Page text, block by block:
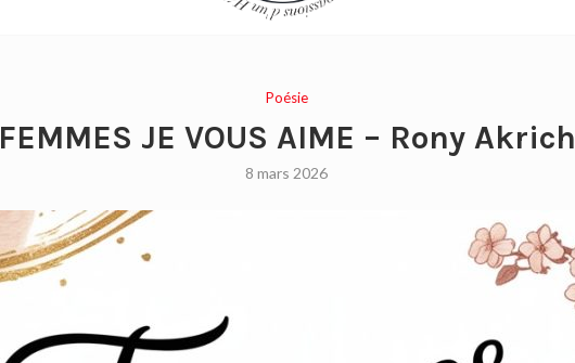
Poésie
FEMMES JE VOUS AIME – Rony Akrich
8 mars 2026